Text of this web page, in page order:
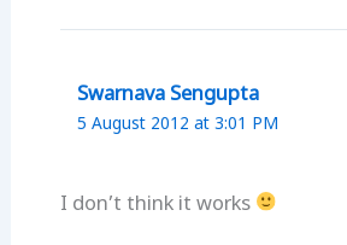
Swarnava Sengupta
5 August 2012 at 3:01 PM
I don’t think it works